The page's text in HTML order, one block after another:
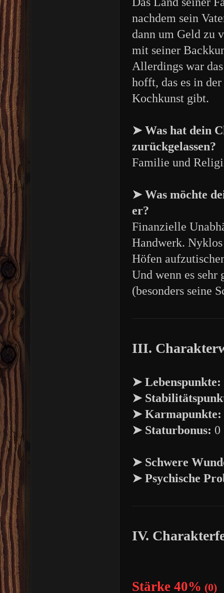
nachdem sein
dann um Geld zu
mit seiner
Allerdings war
hofft, das es in
Kochkunst gibt.
➤ Was hat dein
zurückgelassen?
Familie und
➤ Was möchte
er?
Finanzielle
Handwerk. Nyklos
Höfen
Und wenn es
(besonders seine
III.
➤ Lebenspunkte:
➤
➤ Karmapunkte:
➤ Staturbonus: 0
➤ Schwere
➤ Psychische
IV.
Stärke 40% (0)